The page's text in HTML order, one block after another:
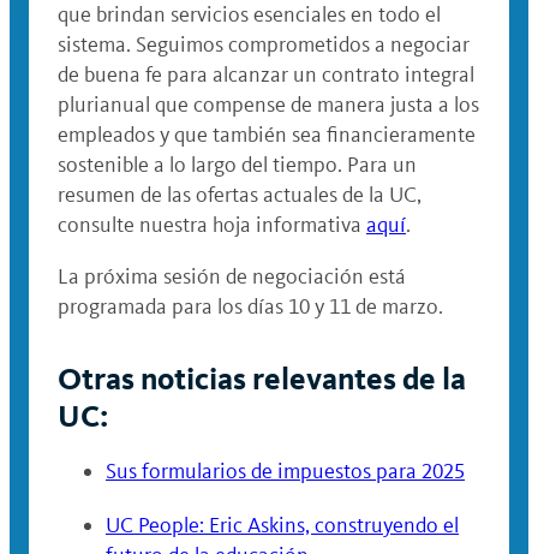
que brindan servicios esenciales en todo el
sistema. Seguimos comprometidos a negociar
de buena fe para alcanzar un contrato integral
plurianual que compense de manera justa a los
empleados y que también sea financieramente
sostenible a lo largo del tiempo. Para un
resumen de las ofertas actuales de la UC,
consulte nuestra hoja informativa aquí.
La próxima sesión de negociación está
programada para los días 10 y 11 de marzo.
Otras noticias relevantes de la
UC:
Sus formularios de impuestos para 2025
UC People: Eric Askins, construyendo el